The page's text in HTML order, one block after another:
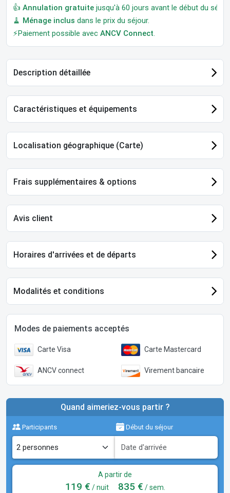
👍 Annulation gratuite jusqu'à 60 jours avant le début du
🧹 Ménage inclus dans le prix du séjour.
⚡Paiement possible avec ANCV Connect
Description détaillée
Caractéristiques et équipements
Localisation géographique (Carte)
Frais supplémentaires & options
Avis client
Horaires d'arrivées et de départs
Modalités et conditions
Modes de paiements acceptés
Carte Visa Carte Mastercard
ANCV connect Virement bancaire
Quand aimeriez-vous partir ?
Participants Début du séjour
A partir de
119 € / nuit 835 € / sem.